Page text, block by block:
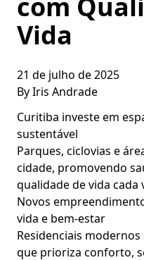
Vida
21 de julho de 2025
ByIris Andrade
Curitiba investe em
sustentável
Parques, ciclovias e
cidade, promovendo
qualidade de vida cada
Novos
vida e bem-estar
Residenciais
que prioriza conforto,